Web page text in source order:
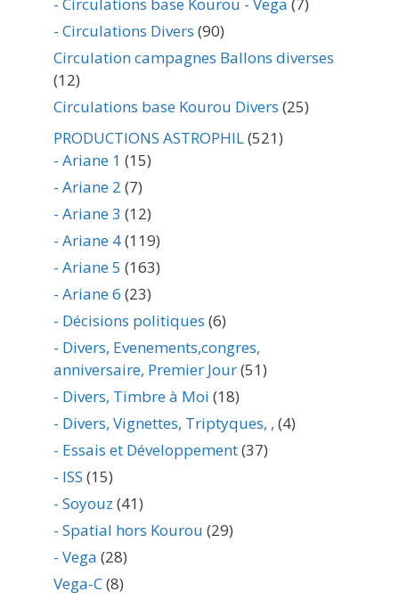
- Circulations Divers (90)
Circulation campagnes Ballons diverses
(12)
Circulations base Kourou Divers (25)
PRODUCTIONS ASTROPHIL(521)
- Ariane 1 (15)
- Ariane 2 (7)
- Ariane 3 (12)
- Ariane 4(119)
- Ariane 5 (163)
- Ariane 6 (23)
- Décisions politiques (6)
- Divers, Evenements,congres,
anniversaire, Premier Jour(51)
- Divers, Timbre à Moi (18)
- Divers, Vignettes, Triptyques, , (4)
- Essais et Développement(37)
- ISS (15)
- Soyouz (41)
- Spatial hors Kourou (29)
- Vega (28)
Vega-C(8)